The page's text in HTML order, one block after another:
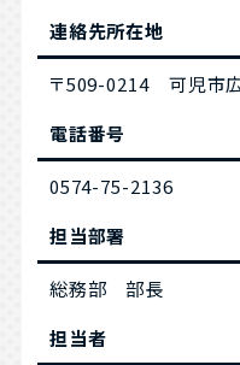
連絡先所在地
〒509-0214 可児市
電話番号
0574-75-2136
担当部署
総務部 部長
担当者